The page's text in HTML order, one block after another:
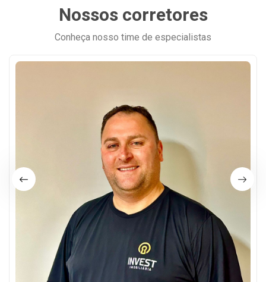
Nossos corretores
Conheça nosso time de especialistas